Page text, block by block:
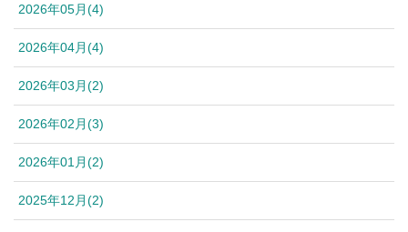
2026年05月(4)
2026年04月(4)
2026年03月(2)
2026年02月(3)
2026年01月(2)
2025年12月(2)